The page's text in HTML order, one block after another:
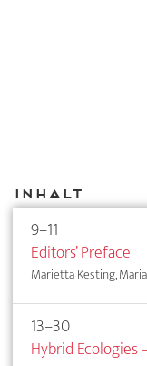
Inhalt
9–11
Editors’ Preface
Marietta Kesting,
13–30
Hybrid